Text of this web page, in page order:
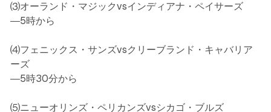
⑶オーランド・マジックvsインディアナ・ペイサーズ
―5時から
⑷フェニックス・サンズvsクリーブランド・キャバリア
ーズ
―5時30分から
⑸ニューオリンズ・ペリカンズvsシカゴ・ブルズ